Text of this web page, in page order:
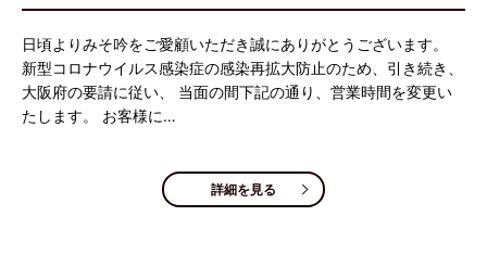
日頃よりみそ吟をご愛顧いただき誠にありがとうございます。
新型コロナウイルス感染症の感染再拡大防止のため、引き続き、
大阪府の要請に従い、 当面の間下記の通り、営業時間を変更い
たします。 お客様に…
詳細を見る